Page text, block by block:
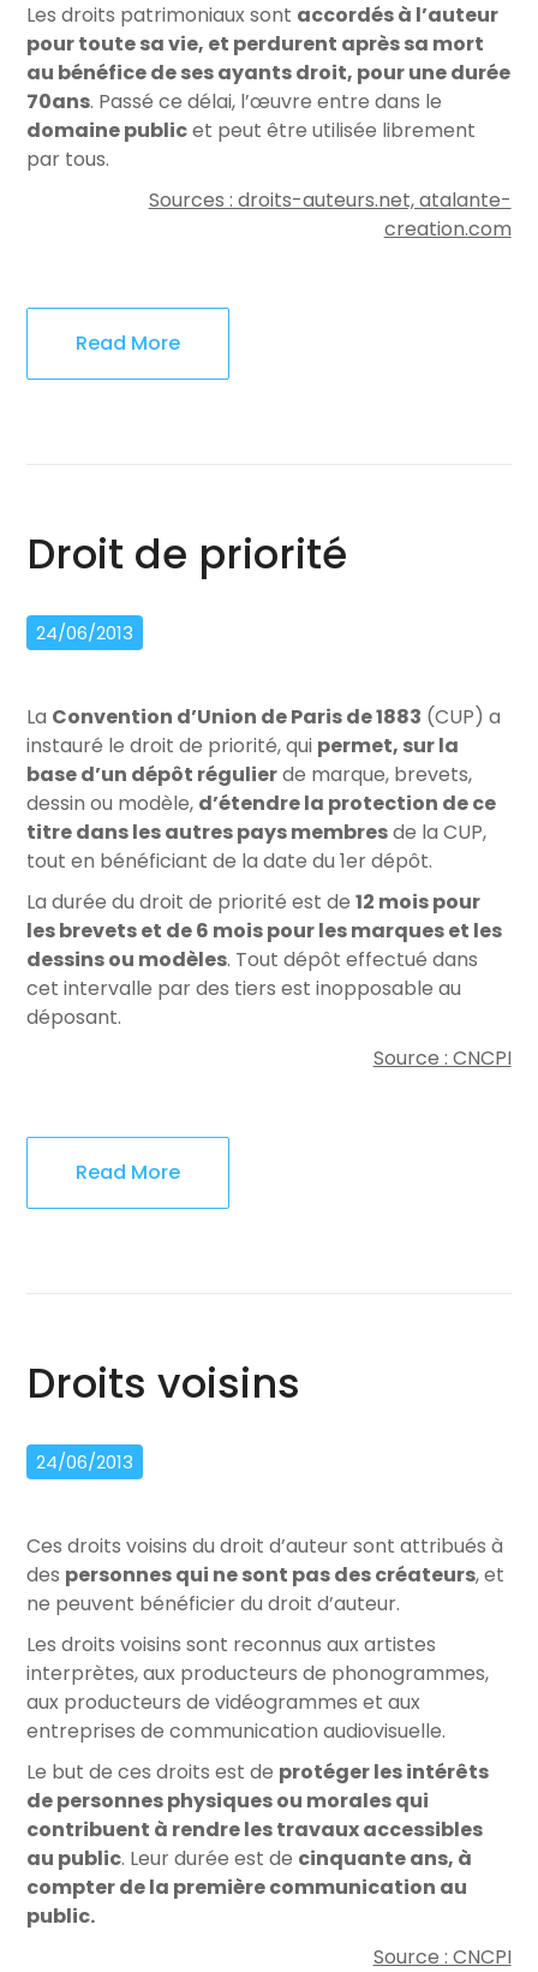
Les droits patrimoniaux sont accordés à l’auteur
pour toute sa vie, et perdurent après sa mort
au bénéfice de ses ayants droit, pour une durée
70ans. Passé ce délai, l’œuvre entre dans le
domaine publicet peut être utilisée librement
par tous.
Sources : droits-auteurs.net, atalante-
creation.com
Read More
Droit de priorité
24/06/2013
La Convention d’Union de Paris de 1883 (CUP) a
instauré le droit de priorité, qui permet, sur la
base d’un dépôt régulierde marque, brevets,
dessin ou modèle, d’étendre la protection de ce
titre dans les autres pays membresde la CUP,
tout en bénéficiant de la date du 1er dépôt.
La durée du droit de priorité est de12 mois pour
les brevets et de 6 mois pour les marques et les
dessins ou modèles. Tout dépôt effectué dans
cet intervalle par des tiers est inopposable au
déposant.
Source : CNCPI
Read More
Droits voisins
24/06/2013
Ces droits voisins du droit d’auteur sont attribués à
des personnes qui ne sont pas des créateurs, et
ne peuvent bénéficier du droit d’auteur.
Les droits voisins sont reconnus aux artistes
interprètes, aux producteurs de phonogrammes,
aux producteurs de vidéogrammes et aux
entreprises de communication audiovisuelle.
Le but de ces droits est de protéger les intérêts
de personnes physiques ou morales qui
contribuent à rendre les travaux accessibles
au public. Leur durée est de cinquante ans, à
compter de la première communication au
public.
Source : CNCPI